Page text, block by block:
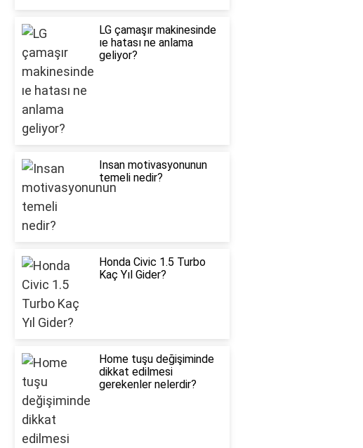
LG çamaşır makinesinde
ıe hatası ne anlama
geliyor?
Insan motivasyonunun
temeli nedir?
Honda Civic 1.5 Turbo
Kaç Yıl Gider?
Home tuşu değişiminde
dikkat edilmesi
gerekenler nelerdir?